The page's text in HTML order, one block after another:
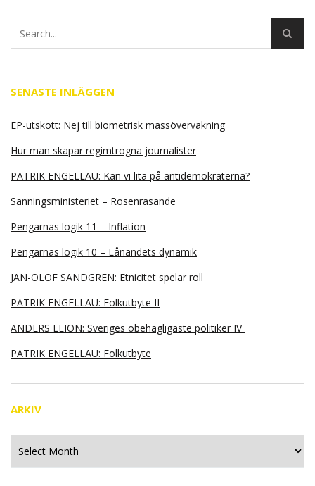
SENASTE INLÄGGEN
EP-utskott: Nej till biometrisk massövervakning
Hur man skapar regimtrogna journalister
PATRIK ENGELLAU: Kan vi lita på antidemokraterna?
Sanningsministeriet – Rosenrasande
Pengarnas logik 11 – Inflation
Pengarnas logik 10 – Lånandets dynamik
JAN-OLOF SANDGREN: Etnicitet spelar roll
PATRIK ENGELLAU: Folkutbyte II
ANDERS LEION: Sveriges obehagligaste politiker IV
PATRIK ENGELLAU: Folkutbyte
ARKIV